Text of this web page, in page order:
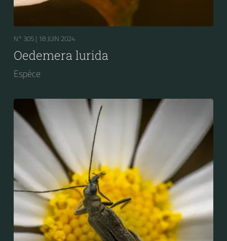
N° 305 | 18 JUIN 2024
Oedemera lurida
Espèce